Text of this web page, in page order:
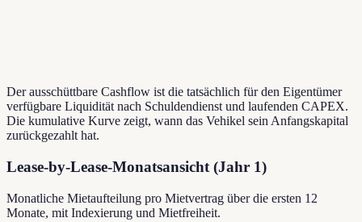
Der ausschüttbare Cashflow ist die tatsächlich für den Eigentümer
verfügbare Liquidität nach Schuldendienst und laufenden CAPEX.
Die kumulative Kurve zeigt, wann das Vehikel sein Anfangskapital
zurückgezahlt hat.
Lease-by-Lease-Monatsansicht (Jahr 1)
Monatliche Mietaufteilung pro Mietvertrag über die ersten 12
Monate, mit Indexierung und Mietfreiheit.